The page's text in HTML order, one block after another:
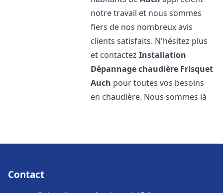
notre travail et nous sommes
fiers de nos nombreux avis
clients satisfaits. N'hésitez plus
et contactezInstallation
Dépannage chaudière Frisquet
Auch pour toutes vos besoins
en chaudière. Nous sommes là
Contact